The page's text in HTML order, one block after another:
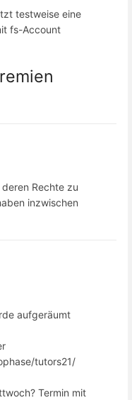
testweise eine
fs-Account
Rechte zu
inzwischen
aufgeräumt
tutors21/
Termin mit